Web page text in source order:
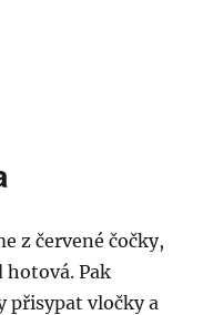
z červené čočky,
hotová. Pak
přisypat vločky a